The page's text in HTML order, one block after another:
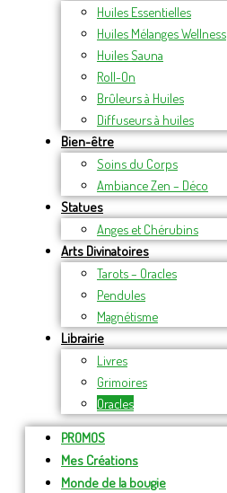
Huiles Essentielles
Huiles Mélanges Wellness
Huiles Sauna
Roll-On
Brûleurs à Huiles
Diffuseurs à huiles
Bien-être
Soins du Corps
Ambiance Zen – Déco
Statues
Anges et Chérubins
Arts Divinatoires
Tarots – Oracles
Pendules
Magnétisme
Librairie
Livres
Grimoires
Oracles
PROMOS
Mes Créations
Monde de la bougie